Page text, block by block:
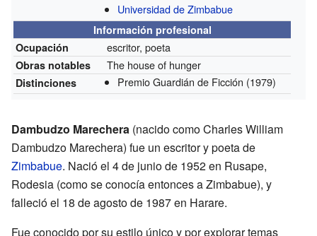
Universidad de Zimbabue
Información profesional
Ocupación
escritor, poeta
Obras notables The house of hunger
Distinciones Premio Guardián de Ficción (1979)
Dambudzo Marechera (nacido como Charles William
Dambudzo Marechera) fue un escritor y poeta de
Zimbabue. Nació el 4 de junio de 1952 en Rusape,
Rodesia (como se conocía entonces a Zimbabue), y
falleció el 18 de agosto de 1987 en Harare.
Fue conocido por su estilo único y por explorar temas